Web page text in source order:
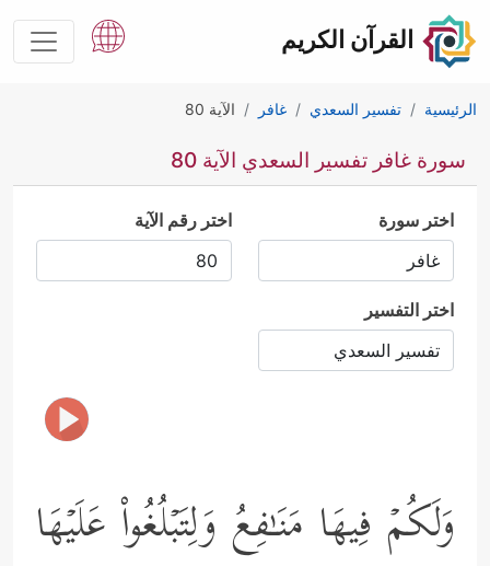
القرآن الكريم
الرئيسية تفسير السعدي غافر الآية 80
سورة غافر تفسير السعدي الآية 80
اختر سورة اختر رقم الآية
اختر التفسير
وَلَكُمۡ فِیهَا مَنَـٰفِعُ وَلِتَبۡلُغُواْ عَلَیۡهَا